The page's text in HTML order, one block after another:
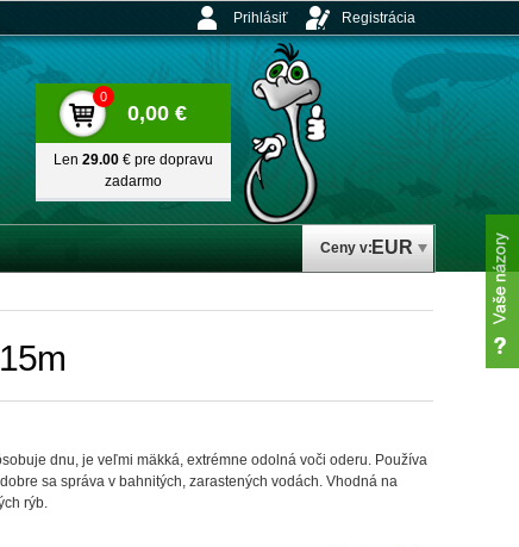
Ceny v: EUR
Prihlásiť Registrácia
0
0,00 €
Len 29.00 € pre dopravu
zadarmo
dnu, je veľmi mäkká, extrémne odolná voči oderu. Používa
sa správa v bahnitých, zarastených vodách. Vhodná na
rýb.